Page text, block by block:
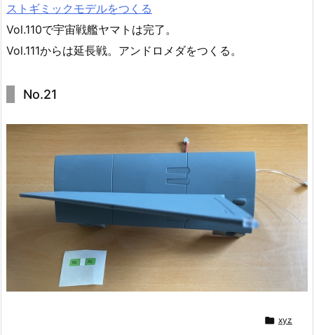
ストギミックモデルをつくる
Vol.110で宇宙戦艦ヤマトは完了。
Vol.111からは延長戦。アンドロメダをつくる。
No.21
 xyz